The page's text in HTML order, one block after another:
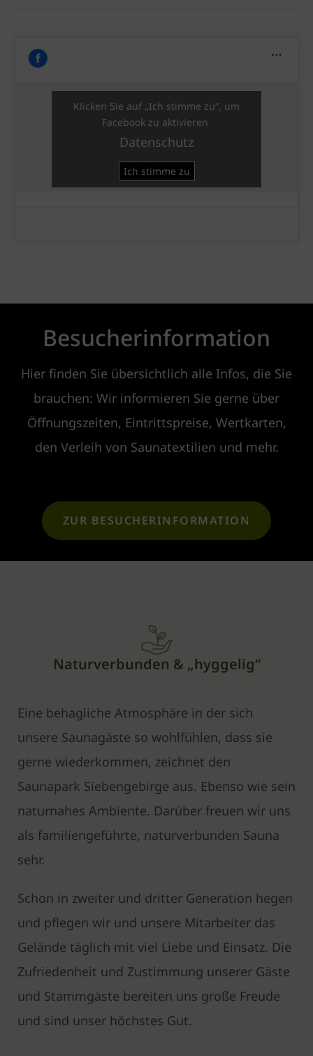
Klicken Sie auf „Ich stimme zu“, um
Facebook zu aktivieren
Datenschutz
Ich stimme zu
Besucherinformation
Hier finden Sie übersichtlich alle Infos, die Sie
brauchen: Wir informieren Sie gerne über
Öffnungszeiten, Eintrittspreise, Wertkarten,
den Verleih von Saunatextilien und mehr.
ZUR BESUCHERINFORMATION
Naturverbunden & „hyggelig“
Eine behagliche Atmosphäre in der sich
unsere Saunagäste so wohlfühlen, dass sie
gerne wiederkommen, zeichnet den
Saunapark Siebengebirge aus. Ebenso wie sein
naturnahes Ambiente. Darüber freuen wir uns
als familiengeführte, naturverbunden Sauna
sehr.
Schon in zweiter und dritter Generation hegen
und pflegen wir und unsere Mitarbeiter das
Gelände täglich mit viel Liebe und Einsatz. Die
Zufriedenheit und Zustimmung unserer Gäste
und Stammgäste bereiten uns große Freude
und sind unser höchstes Gut.